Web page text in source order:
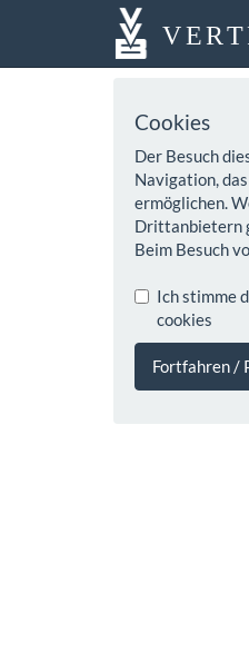
Cookies
Der Besuch
Navigation,
ermöglichen.
Drittanbietern
Beim Besuch
Ich stimme
cookies
Fortfahren /